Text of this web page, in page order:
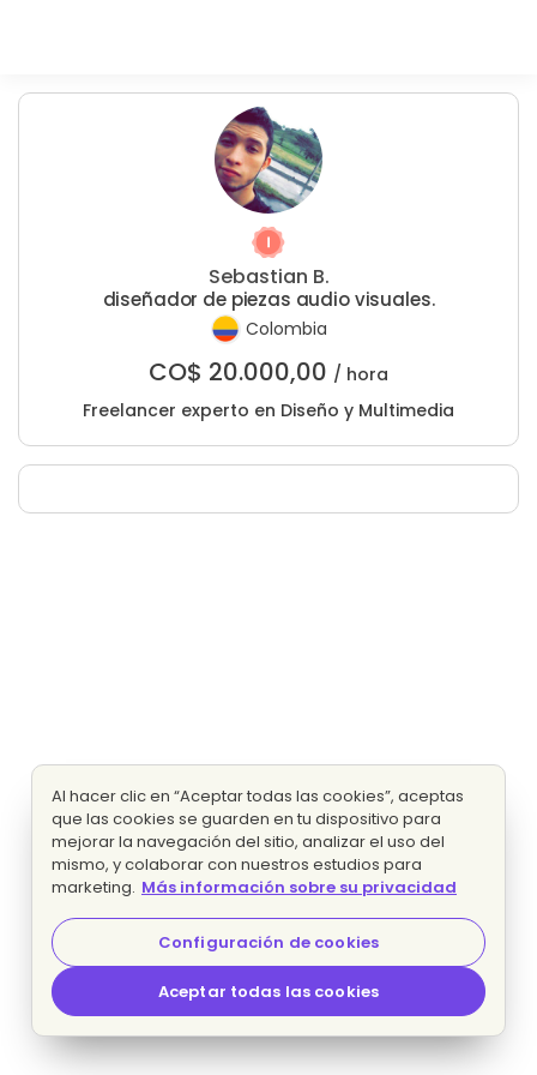
Sebastian B.
diseñador de piezas audio visuales.
Colombia
CO$ 20.000,00 / hora
Freelancer experto en Diseño y Multimedia
Al hacer clic en “Aceptar todas las cookies”, aceptas
que las cookies se guarden en tu dispositivo para
mejorar la navegación del sitio, analizar el uso del
mismo, y colaborar con nuestros estudios para
marketing. Más información sobre su privacidad
Configuración de cookies
Aceptar todas las cookies